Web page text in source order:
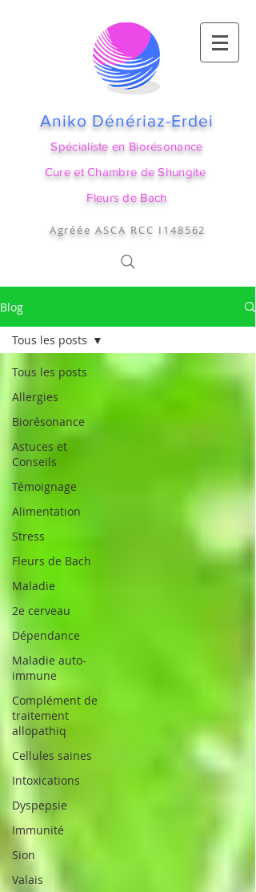
Aniko Dénériaz-Erdei
Spécialiste en Biorésonance
Cure et Chambre de Shungite
Fleurs de Bach
Agréée ASCA RCC I148562
Blog
Tous les posts
Allergies
Biorésonance
Astuces et
Conseils
Témoignage
Alimentation
Stress
Fleurs de Bach
Maladie
2e cerveau
Dépendance
Maladie auto-
immune
Complément de
traitement
allopathiq
Cellules saines
Intoxications
Dyspepsie
Immunité
Sion
Valais
Tous les posts